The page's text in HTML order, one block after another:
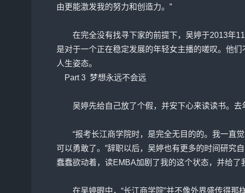
由更能激发我的努力和创造力。”
在完全没有找寻下家的前提下，吴婷于2013年11
是对于一个正在稳定发展的年轻女主播的嗟叹。他
人生姿态。
Part 3 梦想永远不会远
吴婷先给自己放了个假，并安下心来读读书。去
“报考长江商学院时，是完全无目的的。我一直觉
可以勇敢了。”辞职以后，吴婷也有更多的时间研
蠢蠢欲动着，读EMBA加剧了我的这个状态，并给了
在吴婷眼中，“长江商学院”并不像外界盛传得那